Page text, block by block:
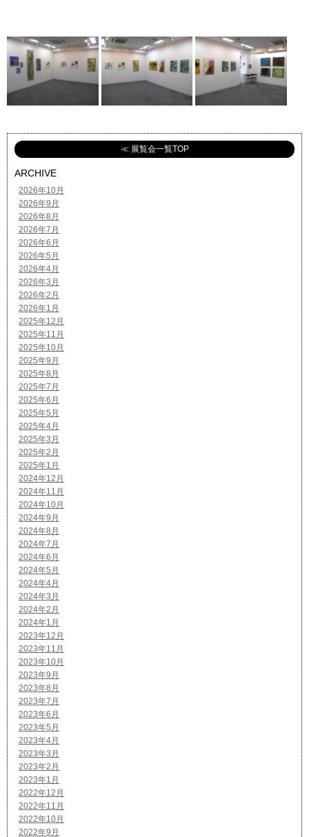
≪ 展覧会一覧TOP
ARCHIVE
2026年10月
2026年9月
2026年8月
2026年7月
2026年6月
2026年5月
2026年4月
2026年3月
2026年2月
2026年1月
2025年12月
2025年11月
2025年10月
2025年9月
2025年8月
2025年7月
2025年6月
2025年5月
2025年4月
2025年3月
2025年2月
2025年1月
2024年12月
2024年11月
2024年10月
2024年9月
2024年8月
2024年7月
2024年6月
2024年5月
2024年4月
2024年3月
2024年2月
2024年1月
2023年12月
2023年11月
2023年10月
2023年9月
2023年8月
2023年7月
2023年6月
2023年5月
2023年4月
2023年3月
2023年2月
2023年1月
2022年12月
2022年11月
2022年10月
2022年9月